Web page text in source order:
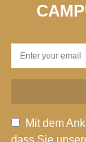
Mit dem
dass Sie